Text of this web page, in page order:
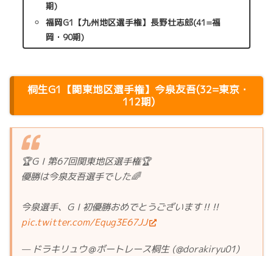
期)
福岡G1【九州地区選手権】長野壮志郎(41=福
岡・90期)
桐生G1【関東地区選手権】今泉友吾(32=東京・
112期)
🏆GⅠ第67回関東地区選手権🏆
優勝は今泉友吾選手でした🌈
今泉選手、GⅠ初優勝おめでとうございます‼️‼️
pic.twitter.com/Equg3E67JJ
— ドラキリュウ＠ボートレース桐生 (@dorakiryu01)